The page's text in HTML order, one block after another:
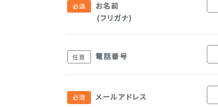
お名前
(フリガナ)
電話番号
メールアドレス